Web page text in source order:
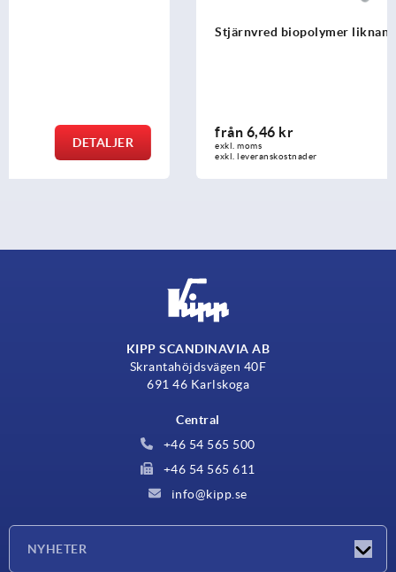
Stjärnvred biopolymer liknande DIN 6336
från
exkl. moms
exkl. leveranskostnader
KIPP SCANDINAVIA AB
Skrantahöjdsvägen 40F
691 46 Karlskoga
Central
+46 54 565 500
+46 54 565 611
info@kipp.se
NYHETER